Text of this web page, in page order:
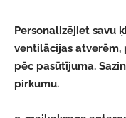
Personalizējiet savu
ventilācijas atverēm,
pēc pasūtījuma.
pirkumu.